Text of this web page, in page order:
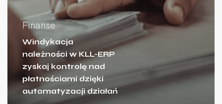
Finanse
Windykacja
należności w KLL-ERP
zyskaj kontrolę nad
płatnościami dzięki
automatyzacji działań